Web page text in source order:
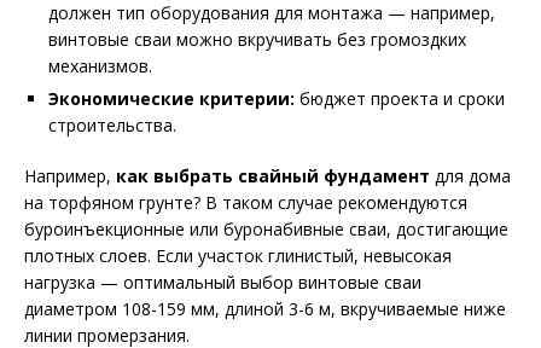
должен тип оборудования для монтажа — например,
винтовые сваи можно вкручивать без громоздких
механизмов.
Экономические критерии: бюджет проекта и сроки
строительства.
Например, как выбрать свайный фундамент для дома
на торфяном грунте? В таком случае рекомендуются
буроинъекционные или буронабивные сваи, достигающие
плотных слоев. Если участок глинистый, невысокая
нагрузка — оптимальный выбор винтовые сваи
диаметром 108-159 мм, длиной 3-6 м, вкручиваемые ниже
линии промерзания.